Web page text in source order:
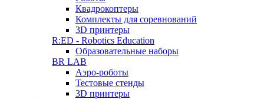
Квадрокоптеры
Комплекты для соревнований
3D принтеры
R:ED - Robotics Education
Образовательные наборы
BR LAB
Аэро-роботы
Тестовые стенды
3D принтеры